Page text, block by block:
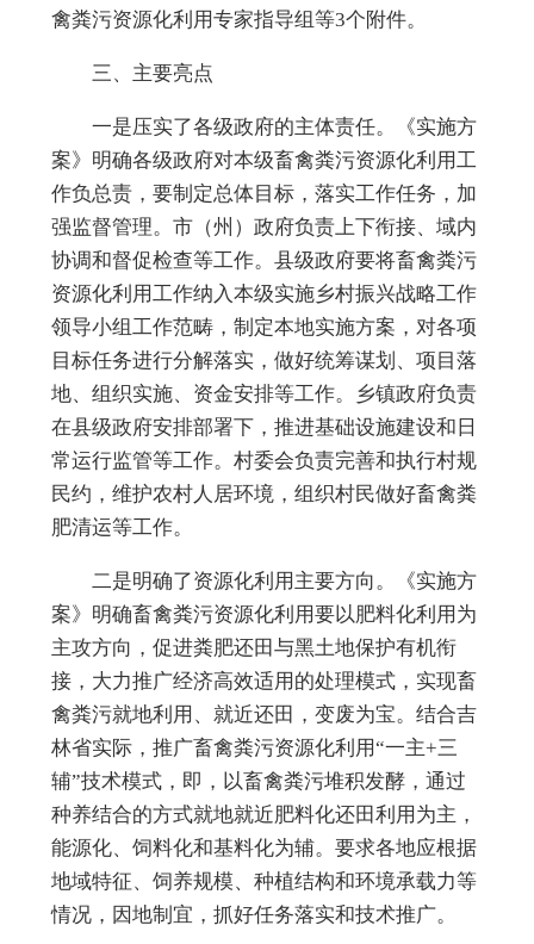
禽粪污资源化利用专家指导组等3个附件。
三、主要亮点
一是压实了各级政府的主体责任。
《实施方
案》明确各级政府对本级畜禽粪污资源化利用工
作负总责，要制定总体目标，落实工作任务，加
强监督管理。市（州）政府负责上下衔接、域内
协调和督促检查等工作。县级政府要将畜禽粪污
资源化利用工作纳入本级实施乡村振兴战略工作
领导小组工作范畴，制定本地实施方案，对各项
目标任务进行分解落实，做好统筹谋划、项目落
地、组织实施、资金安排等工作。乡镇政府负责
在县级政府安排部署下，推进基础设施建设和日
常运行监管等工作。村委会负责完善和执行村规
民约，维护农村人居环境，组织村民做好畜禽粪
肥清运等工作。
二是明确了资源化利用主要方向。 《实施方
案》明确畜禽粪污资源化利用要以肥料化利用为
主攻方向，促进粪肥还田与黑土地保护有机衔
接，大力推广经济高效适用的处理模式，实现畜
禽粪污就地利用、就近还田，变废为宝。结合吉
林省实际，推广畜禽粪污资源化利用“一主+三
辅”技术模式，即，以畜禽粪污堆积发酵，通过
种养结合的方式就地就近肥料化还田利用为主，
能源化、饲料化和基料化为辅。要求各地应根据
地域特征、饲养规模、种植结构和环境承载力等
情况，因地制宜，抓好任务落实和技术推广。